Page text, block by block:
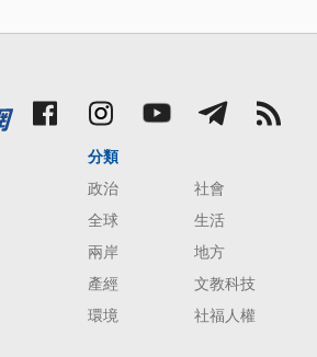
分類
政治
社會
全球
生活
兩岸
地方
產經
文教科技
環境
社福人權